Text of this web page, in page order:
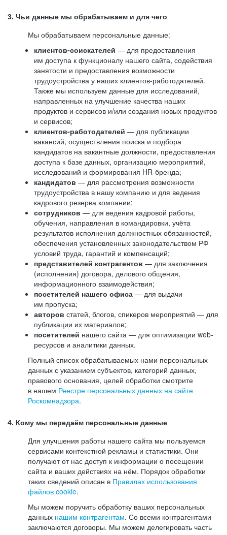
3. Чьи данные мы обрабатываем и для чего
Мы обрабатываем персональные данные:
клиентов-соискателей — для предоставления
им доступа к функционалу нашего сайта, содействия
занятости и предоставления возможности
трудоустройства у наших клиентов-работодателей.
Также мы используем данные для исследований,
направленных на улучшение качества наших
продуктов и сервисов и/или создания новых продуктов
и сервисов;
клиентов-работодателей — для публикации
вакансий, осуществления поиска и подбора
кандидатов на вакантные должности, предоставления
доступа к базе данных, организацию мероприятий,
исследований и формирования HR-бренда;
кандидатов — для рассмотрения возможности
трудоустройства в нашу компанию и для ведения
кадрового резерва компании;
сотрудников — для ведения кадровой работы,
обучения, направления в командировки, учёта
результатов исполнения должностных обязанностей,
обеспечения установленных законодательством РФ
условий труда, гарантий и компенсаций;
представителей контрагентов — для заключения
(исполнения) договора, делового общения,
информационного взаимодействия;
посетителей нашего офиса — для выдачи
им пропуска;
авторов статей, блогов, спикеров мероприятий — для
публикации их материалов;
посетителей нашего сайта — для оптимизации web-
ресурсов и аналитики данных.
Полный список обрабатываемых нами персональных
данных с указанием субъектов, категорий данных,
правового основания, целей обработки смотрите
в нашем Реестре персональных данных на сайте
Роскомнадзора.
4. Кому мы передаём персональные данные
Для улучшения работы нашего сайта мы пользуемся
сервисами контекстной рекламы и статистики. Они
получают от нас доступ к информации о посещении
сайта и ваших действиях на нём. Порядок обработки
таких сведений описан в Правилах использования
файлов cookie.
Мы можем поручить обработку ваших персональных
данных нашим контрагентам. Со всеми контрагентами
заключаются договоры. Мы можем делегировать часть